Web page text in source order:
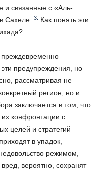
и связанные с «Аль-
Сахеле.
3.
Как понять эти
преждевременно
предупреждения, но
рассматривая не
регион, но и
заключается в том, что
их конфронтации с
целей и стратегий
в упадок,
режимом,
вероятно, сохранят